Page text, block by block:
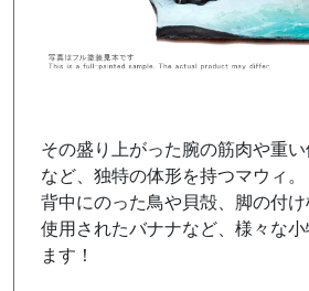
その盛り上がった腕の筋肉や重
など、独特の体形を持つマウィ。
背中にのった鳥や貝殻、脚の付
使用されたバナナなど、様々な
ます！